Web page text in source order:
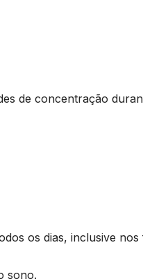
de concentração
os dias, inclusive nos
sono.